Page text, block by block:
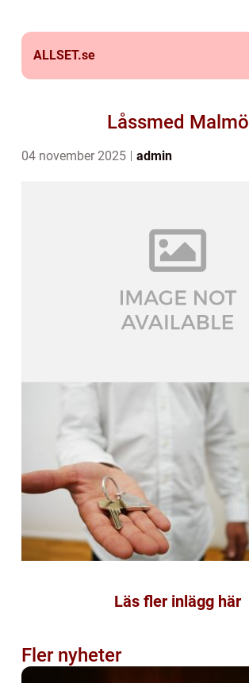
ALLSET.se
Låssmed Malmö
04 november 2025 admin
Läs fler inlägg här
Fler nyheter